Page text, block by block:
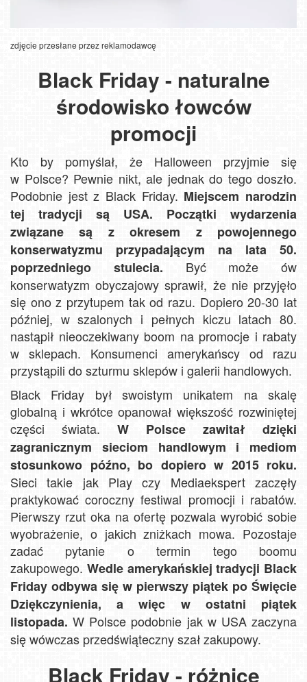
zdjęcie przesłane przez reklamodawcę
Black Friday - naturalne
środowisko łowców
promocji
Kto by pomyślał, że Halloween przyjmie się
w Polsce? Pewnie nikt, ale jednak do tego doszło.
Podobnie jest z Black Friday. Miejscem narodzin
tej tradycji są USA. Początki wydarzenia
związane są z okresem z powojennego
konserwatyzmu przypadającym na lata 50.
poprzedniego stulecia. Być może ów
konserwatyzm obyczajowy sprawił, że nie przyjęło
się ono z przytupem tak od razu. Dopiero 20-30 lat
później, w szalonych i pełnych kiczu latach 80.
nastąpił nieoczekiwany boom na promocje i rabaty
w sklepach. Konsumenci amerykańscy od razu
przystąpili do szturmu sklepów i galerii handlowych.
Black Friday był swoistym unikatem na skalę
globalną i wkrótce opanował większość rozwiniętej
części świata. W Polsce zawitał dzięki
zagranicznym sieciom handlowym i mediom
stosunkowo późno, bo dopiero w 2015 roku.
Sieci takie jak Play czy Mediaekspert zaczęły
praktykować coroczny festiwal promocji i rabatów.
Pierwszy rzut oka na ofertę pozwala wyrobić sobie
wyobrażenie, o jakich zniżkach mowa. Pozostaje
zadać pytanie o termin tego boomu
zakupowego. Wedle amerykańskiej tradycji Black
Friday odbywa się w pierwszy piątek po Święcie
Dziękczynienia, a więc w ostatni piątek
listopada. W Polsce podobnie jak w USA zaczyna
się wówczas przedświąteczny szał zakupowy.
Black Friday - różnice